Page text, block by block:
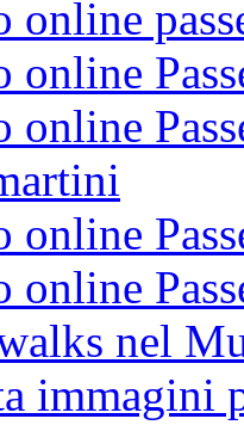
online
online
online
online
online
nel
immagini